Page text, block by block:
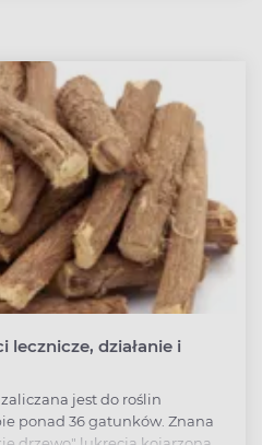
Co więcej, jako
to wspomaga proces gojenia
pochodzenia.
lecznicze, działanie i
jest do roślin
ponad 36 gatunków. Znana